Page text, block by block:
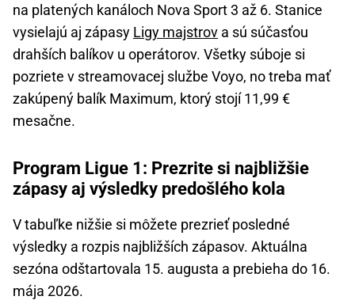
na platených kanáloch Nova Sport 3 až 6. Stanice
vysielajú aj zápasy Ligy majstrov a sú súčasťou
drahších balíkov u operátorov. Všetky súboje si
pozriete v streamovacej službe Voyo, no treba mať
zakúpený balík Maximum, ktorý stojí 11,99 €
mesačne.
Program Ligue 1: Prezrite si najbližšie
zápasy aj výsledky predošlého kola
V tabuľke nižšie si môžete prezrieť posledné
výsledky a rozpis najbližších zápasov. Aktuálna
sezóna odštartovala 15. augusta a prebieha do 16.
mája 2026.